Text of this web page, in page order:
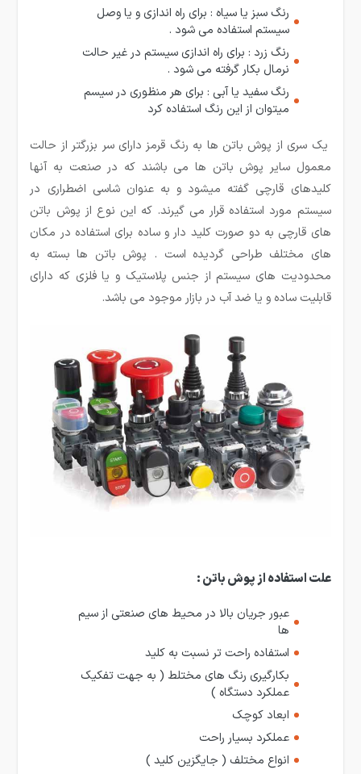
رنگ سبز یا سیاه : برای راه اندازی و یا وصل
سیستم استفاده می شود .
رنگ زرد : برای راه اندازی سیستم در غیر حالت
نرمال بکار گرفته می شود .
رنگ سفید یا آبی : برای هر منظوری در سیسم
میتوان از این رنگ استفاده کرد
یک سری از پوش باتن­ ها به رنگ قرمز دارای سر بزرگتر از حالت
معمول سایر پوش باتن ها می باشند که در صنعت به آنها
کلیدهای قارچی گفته میشود و به عنوان شاسی اضطراری در
سیستم مورد استفاده قرار می­ گیرند. که این نوع از پوش باتن
های قارچی به دو صورت کلید دار و ساده برای استفاده در مکان
های مختلف طراحی گردیده است . پوش باتن ها بسته به
محدودیت های سیستم از جنس پلاستیک و یا فلزی که دارای
قابلیت ساده و یا ضد آب در بازار موجود می­ باشد.
علت استفاده از پوش باتن :
عبور جریان بالا در محیط های صنعتی از سیم
ها
استفاده راحت تر نسبت به کلید
بکارگیری رنگ های مختلط ( به جهت تفکیک
عملکرد دستگاه )
ابعاد کوچک
عملکرد بسیار راحت
انواع مختلف ( جایگزین کلید )